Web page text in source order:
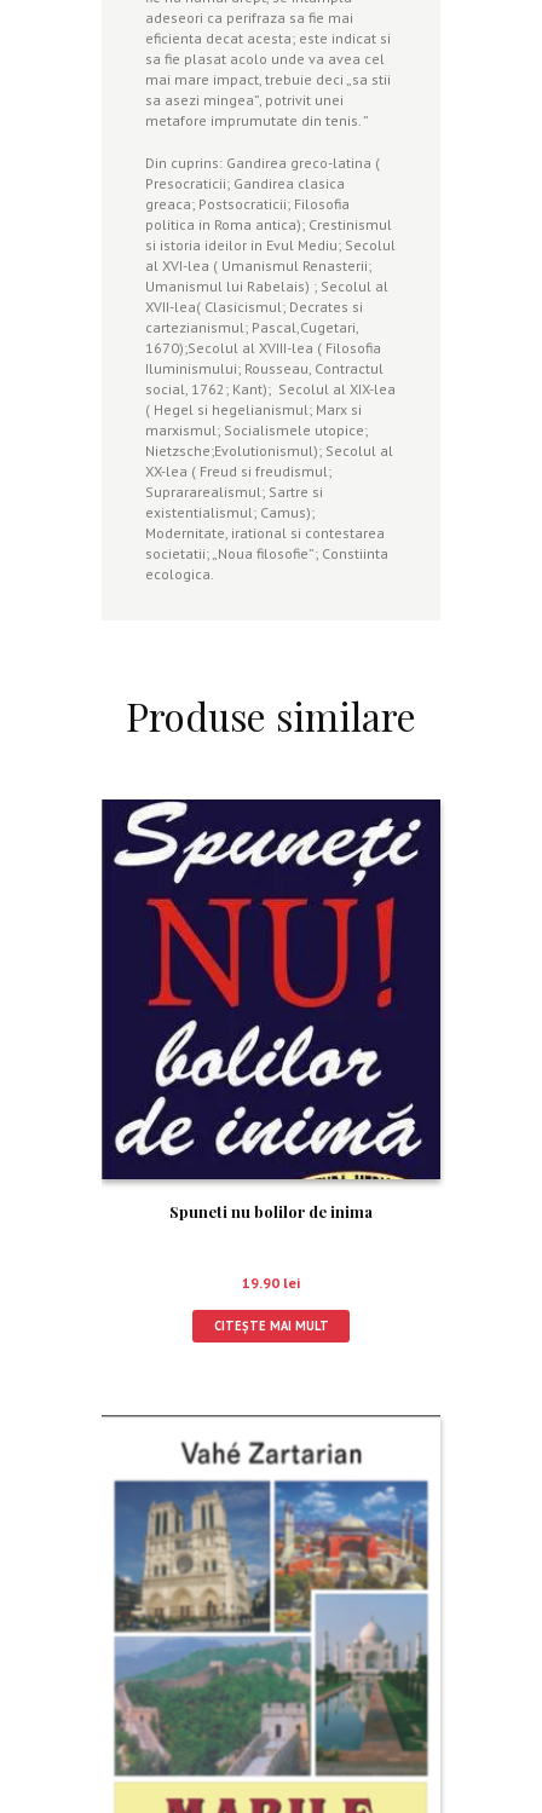
adeseori ca perifraza sa fie mai
eficienta decat acesta; este indicat si
sa fie plasat acolo unde va avea cel
mai mare impact, trebuie deci „sa stii
sa asezi mingea”, potrivit unei
metafore imprumutate din tenis. ”
Din cuprins: Gandirea greco-latina (
Presocraticii; Gandirea clasica
greaca; Postsocraticii; Filosofia
politica in Roma antica); Crestinismul
si istoria ideilor in Evul Mediu; Secolul
al XVI-lea ( Umanismul Renasterii;
Umanismul lui Rabelais) ; Secolul al
XVII-lea( Clasicismul; Decrates si
cartezianismul; Pascal,Cugetari,
1670);Secolul al XVIII-lea ( Filosofia
Iluminismului; Rousseau, Contractul
social, 1762; Kant); Secolul al XIX-lea
( Hegel si hegelianismul; Marx si
marxismul; Socialismele utopice;
Nietzsche;Evolutionismul); Secolul al
XX-lea ( Freud si freudismul;
Suprararealismul; Sartre si
existentialismul; Camus);
Modernitate, irational si contestarea
societatii; „Noua filosofie”; Constiinta
ecologica.
Produse similare
Spuneti nu bolilor de inima
19.90 lei
CITEȘTE MAI MULT